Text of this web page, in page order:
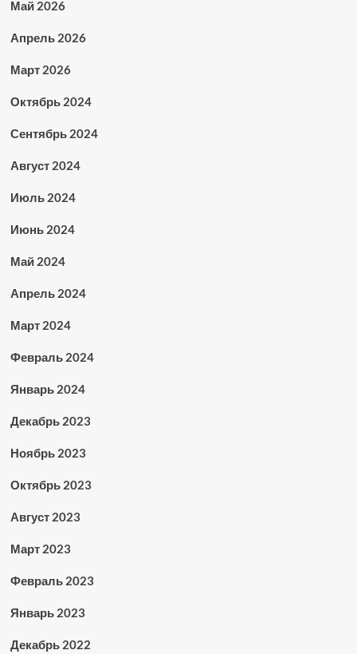
Май 2026
Апрель 2026
Март 2026
Октябрь 2024
Сентябрь 2024
Август 2024
Июль 2024
Июнь 2024
Май 2024
Апрель 2024
Март 2024
Февраль 2024
Январь 2024
Декабрь 2023
Ноябрь 2023
Октябрь 2023
Август 2023
Март 2023
Февраль 2023
Январь 2023
Декабрь 2022